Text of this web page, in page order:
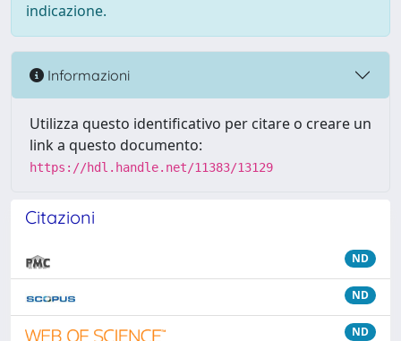
indicazione.
Informazioni
Utilizza questo identificativo per citare o creare un
link a questo documento:
https://hdl.handle.net/11383/13129
Citazioni
ND
ND
ND